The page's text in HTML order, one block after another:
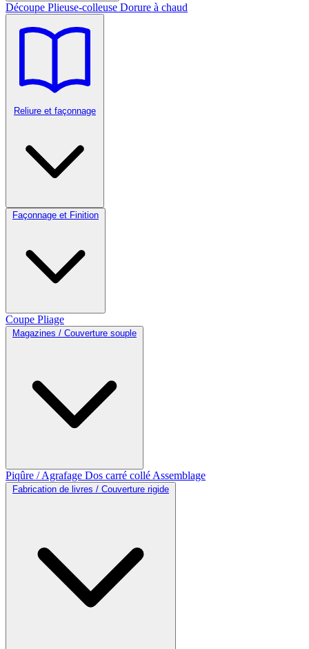
Découpe Plieuse-colleuse Dorure à chaud
Reliure et façonnage
Façonnage et Finition
Coupe Pliage
Magazines / Couverture souple
Piqûre / Agrafage Dos carré collé Assemblage
Fabrication de livres / Couverture rigide